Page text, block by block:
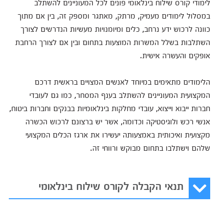
במסלול לימודים מעמיק, מרתק, מאתגר ומספק זה, בין אם מתוך
כוונה לרכוש ידע נרחב, כלים ומיומנויות מעשיות הנדרשים לצורך
השתלבות בשלל המשרות המוצעות בתחום ובין אם לצורך הרחבת
אופקים והעשרה אישית.
הלימודים מתאימים במיוחד לאנשים המצויים בראשית דרכם
המקצועית המעוניינים להשתלב בענף המסחר, כמו גם לעובדי
חברות ייבוא וייצוא, עובדי מחלקות בינלאומיות בבנקים וחברות ביטוח,
אנשי רכש ולוגיסטיקה וכדומה, אשר יש ברצונם לרכוש הכשרה
מקצועית ואיכותית באמצעותה יעשירו את ארגז הכלים המקצועי
שלהם וישתלבו בתחום מבוקש ורווחי זה.
תנאי הקבלה לקורס שילוח בינלאומי